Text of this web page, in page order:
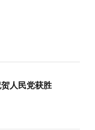
人民党获胜